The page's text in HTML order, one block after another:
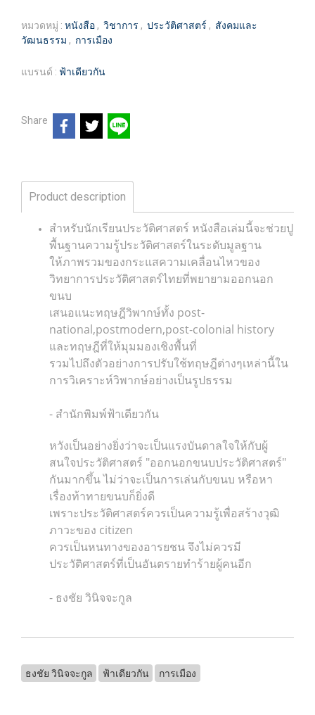
หมวดหมู่ : หนังสือ , วิชาการ , ประวัติศาสตร์ , สังคมและ
วัฒนธรรม , การเมือง
แบรนด์ : ฟ้าเดียวกัน
Share
Product description
สำหรับนักเรียนประวัติศาสตร์ หนังสือเล่มนี้จะช่วยปู
พื้นฐานความรู้ประวัติศาสตร์ในระดับมูลฐาน
ให้ภาพรวมของกระแสความเคลื่อนไหวของ
วิทยาการประวัติศาสตร์ไทยที่พยายามออกนอก
ขนบ
เสนอแนะทฤษฎีวิพากษ์ทั้ง post-
national,postmodern,post-colonial history
และทฤษฎีที่ให้มุมมองเชิงพื้นที่
รวมไปถึงตัวอย่างการปรับใช้ทฤษฎีต่างๆเหล่านี้ใน
การวิเคราะห์วิพากษ์อย่างเป็นรูปธรรม
- สำนักพิมพ์ฟ้าเดียวกัน
หวังเป็นอย่างยิ่งว่าจะเป็นแรงบันดาลใจให้กับผู้
สนใจประวัติศาสตร์ "ออกนอกขนบประวัติศาสตร์"
กันมากขึ้น ไม่ว่าจะเป็นการเล่นกับขนบ หรือหา
เรื่องท้าทายขนบก็ยิ่งดี
เพราะประวัติศาสตร์ควรเป็นความรู้เพื่อสร้างวุฒิ
ภาวะของ citizen
ควรเป็นหนทางของอารยชน จึงไม่ควรมี
ประวัติศาสตร์ที่เป็นอันตรายทำร้ายผู้คนอีก
- ธงชัย วินิจจะกูล
ธงชัย วินิจจะกูล ฟ้าเดียวกัน การเมือง